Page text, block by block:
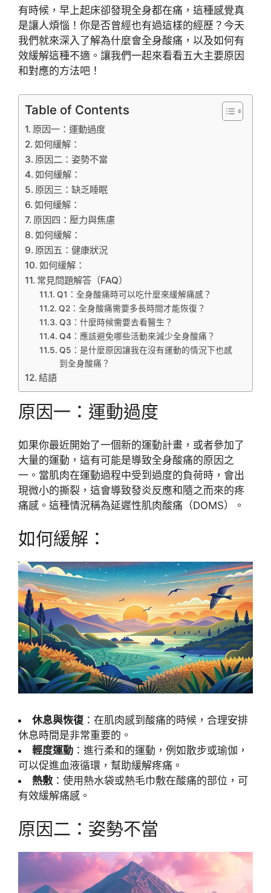
有時候，早上起床卻發現全身都在痛，這種感覺真
是讓人煩惱！你是否曾經也有過這樣的經歷？今天
我們就來深入了解為什麼會全身酸痛，以及如何有
效緩解這種不適。讓我們一起來看看五大主要原因
和對應的方法吧！
Table of Contents
原因一：運動過度
如何緩解：
原因二：姿勢不當
如何緩解：
原因三：缺乏睡眠
如何緩解：
原因四：壓力與焦慮
如何緩解：
原因五：健康狀況
如何緩解：
常見問題解答（FAQ）
Q1：全身酸痛時可以吃什麼來緩解痛感？
Q2：全身酸痛需要多長時間才能恢復？
Q3：什麼時候需要去看醫生？
Q4：應該避免哪些活動來減少全身酸痛？
Q5：是什麼原因讓我在沒有運動的情況下也感
到全身酸痛？
結語
原因一：運動過度
如果你最近開始了一個新的運動計畫，或者參加了
大量的運動，這有可能是導致全身酸痛的原因之
一。當肌肉在運動過程中受到過度的負荷時，會出
現微小的撕裂，這會導致發炎反應和隨之而來的疼
痛感。這種情況稱為延遲性肌肉酸痛（DOMS）。
如何緩解：
休息與恢復 ：在肌肉感到酸痛的時候，合理安排
休息時間是非常重要的。
輕度運動 ：進行柔和的運動，例如散步或瑜伽，
可以促進血液循環，幫助緩解疼痛。
熱敷 ：使用熱水袋或熱毛巾敷在酸痛的部位，可
有效緩解痛感。
原因二：姿勢不當